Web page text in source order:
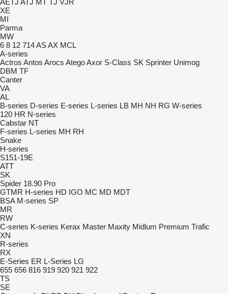
AETJ ATJ MT TJ VJR
XE
MI
Parma
MW
6 8 12 714ASAX MCL
A-series
Actros Antos Arocs AtegoAxor S-Class SK Sprinter Unimog
DBM TF
Canter
VA
AL
B-series D-series E-series L-series LB MH NH RG W-series
120 HR N-series
Cabstar NT
F-series L-series MH RH
Snake
H-series
S151-19E
ATT
SK
Spider 18.90 Pro
GTMR H-series HD IGO MC MD MDT
BSA M-series SP
MR
RW
C-series K-series Kerax Master Maxity Midlum Premium Trafic
XN
R-series
RX
E-Series ER L-Series LG
655 656 816 919 920 921 922
TS
SE